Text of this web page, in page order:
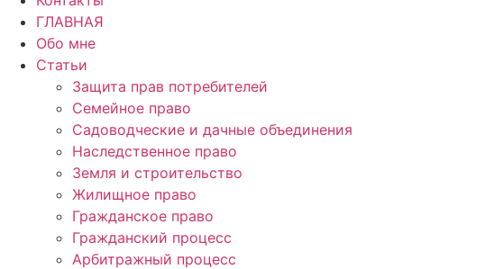
ГЛАВНАЯ
Обо мне
Статьи
Защита прав потребителей
Семейное право
Садоводческие и дачные объединения
Наследственное право
Земля и строительство
Жилищное право
Гражданское право
Гражданский процесс
Арбитражный процесс